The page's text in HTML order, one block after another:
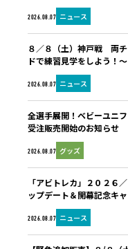
2026.08.07 ニュース
2026.08.07 ニュース
８／８（土）神戸戦 両
ドで練習見学をしよう！～
2026.08.07 グッズ
全選手展開！ベビーユニ
受注販売開始のお知らせ
2026.08.07 ニュース
「アビトレカ」２０２６
ップデート＆開幕記念キ